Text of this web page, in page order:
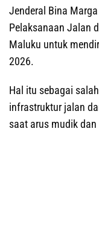
Jenderal Bina
Pelaksanaan Jalan
Maluku untuk
2026.
Hal itu sebagai
infrastruktur jalan
saat arus mudik